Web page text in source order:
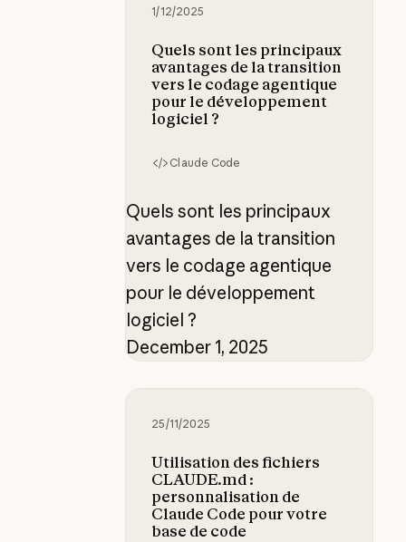
1/12/2025
Quels sont les principaux
avantages de la transition
vers le codage agentique
pour le développement
logiciel ?
Claude Code
Quels sont les principaux
avantages de la transition
vers le codage agentique
pour le développement
logiciel ?
December 1, 2025
25/11/2025
Utilisation des fichiers
CLAUDE.md :
personnalisation de
Claude Code pour votre
base de code
Utilisation des fichiers